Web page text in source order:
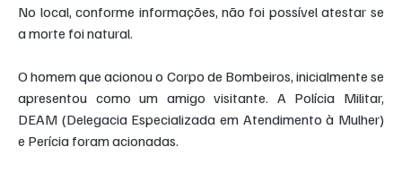
No local, conforme informações, não foi possível atestar se
a morte foi natural.
O homem que acionou o Corpo de Bombeiros, inicialmente se
apresentou como um amigo visitante. A Polícia Militar,
DEAM (Delegacia Especializada em Atendimento à Mulher)
e Perícia foram acionadas.